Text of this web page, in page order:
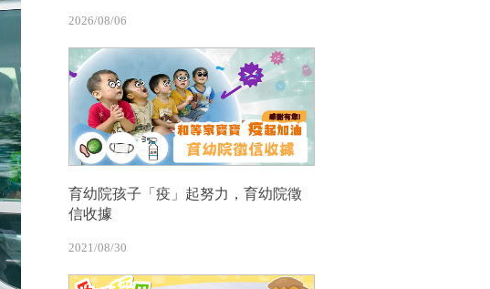
2026/08/06
育幼院孩子「疫」起努力，育幼院徵
信收據
2021/08/30